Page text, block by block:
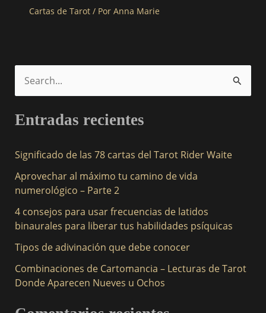
Cartas de Tarot/ Por Anna Marie
s
a
r
p
o
Entradas recientes
Significado de las 78 cartas del Tarot Rider Waite
Aprovechar al máximo tu camino de vida
numerológico – Parte 2
4 consejos para usar frecuencias de latidos
binaurales para liberar tus habilidades psíquicas
Tipos de adivinación que debe conocer
Combinaciones de Cartomancia – Lecturas de Tarot
Donde Aparecen Nueves u Ochos